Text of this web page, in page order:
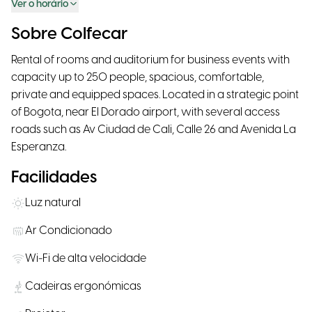
Ver o horário
Sobre Colfecar
Rental of rooms and auditorium for business events with
capacity up to 250 people, spacious, comfortable,
private and equipped spaces. Located in a strategic point
of Bogota, near El Dorado airport, with several access
roads such as Av Ciudad de Cali, Calle 26 and Avenida La
Esperanza.
Facilidades
Luz natural
Ar Condicionado
Wi-Fi de alta velocidade
Cadeiras ergonómicas